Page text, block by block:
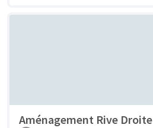
Aménagement Rive Droite